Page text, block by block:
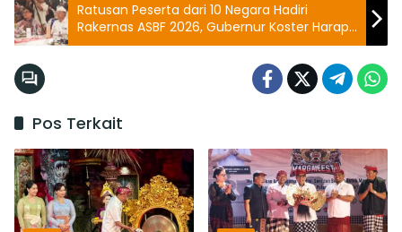
Ratusan Peserta dari 10 Negara Hadiri
Rakernas ASBF 2026, Gubernur Koster Harap
Dongkrak UMKM Bali
Pos Terkait